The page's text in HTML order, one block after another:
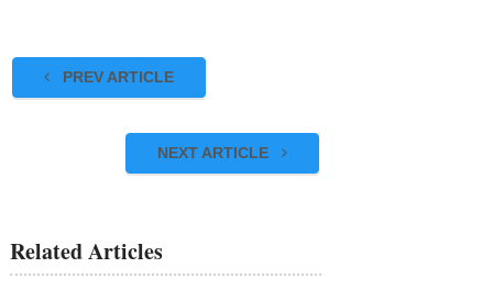
PREV ARTICLE
NEXT ARTICLE
Related Articles